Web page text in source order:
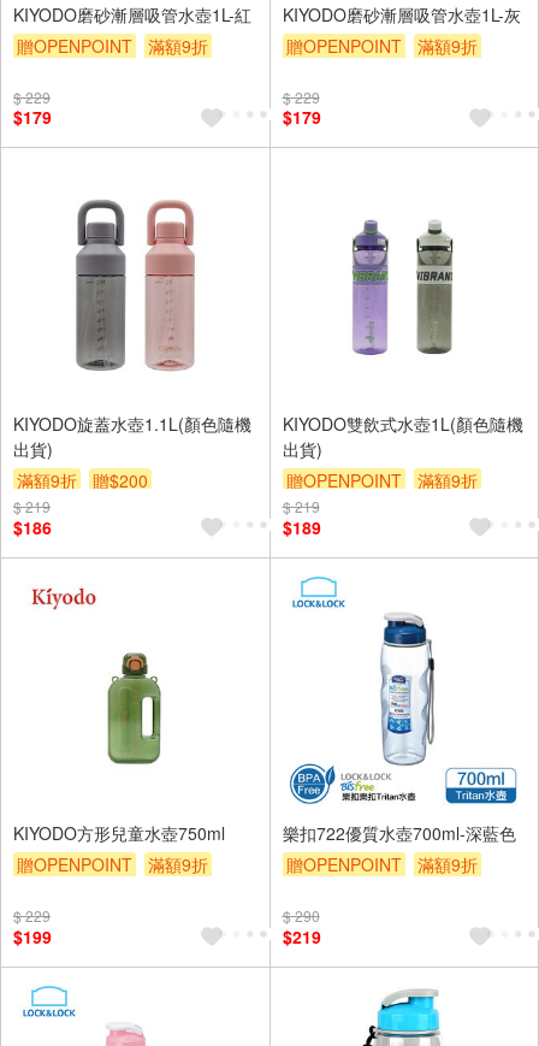
KIYODO磨砂漸層吸管水壺1L-紅
贈OPENPOINT
滿額9折
$ 229
$179
KIYODO磨砂漸層吸管水壺1L-灰
贈OPENPOINT
滿額9折
$ 229
$179
KIYODO旋蓋水壺1.1L(顏色隨機
出貨)
滿額9折
贈$200
$ 219
$186
KIYODO雙飲式水壺1L(顏色隨機
出貨)
贈OPENPOINT
滿額9折
贈$200
$ 219
$189
KIYODO方形兒童水壺750ml
贈OPENPOINT
滿額9折
$ 229
$199
樂扣722優質水壺700ml-深藍色
贈OPENPOINT
滿額9折
$ 290
$219